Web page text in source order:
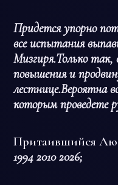
Придется упорно
все испытания
Мизгиря.Только так,
повышения и
лестнице.Вероятна
которым проведете
Притаившийся
1994 2010 2026;